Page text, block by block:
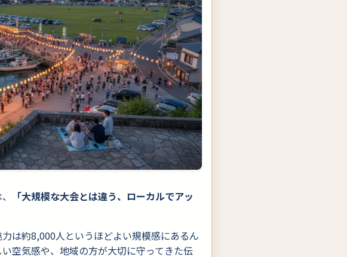
「大規模な大会とは違う、ローカルでアッ
は約8,000人というほどよい規模感にあるん
空気感や、地域の方が大切に守ってきた伝